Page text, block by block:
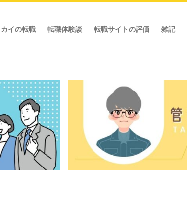
カイの転職 転職体験談 転職サイトの評価 雑記